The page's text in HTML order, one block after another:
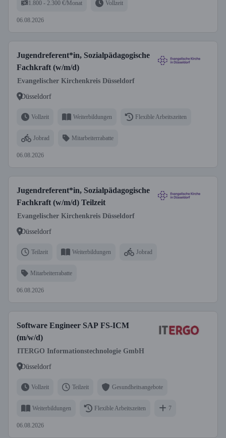
1.800 - 2.300 €/Monat Vollzeit
06.08.2026
Jugendreferent*in, Sozialpädagogische
Fachkraft (w/m/d)
Evangelischer Kirchenkreis Düsseldorf
Düsseldorf
Vollzeit Weiterbildungen Flexible Arbeitszeiten
Jobrad Mitarbeiterrabatte
06.08.2026
Jugendreferent*in, Sozialpädagogische
Fachkraft (w/m/d) Teilzeit
Evangelischer Kirchenkreis Düsseldorf
Düsseldorf
Teilzeit Weiterbildungen Jobrad
Mitarbeiterrabatte
06.08.2026
Software Engineer SAP FS-ICM
(m/w/d)
ITERGO Informationstechnologie GmbH
Düsseldorf
Vollzeit Teilzeit Gesundheitsangebote
Weiterbildungen Flexible Arbeitszeiten 7
06.08.2026